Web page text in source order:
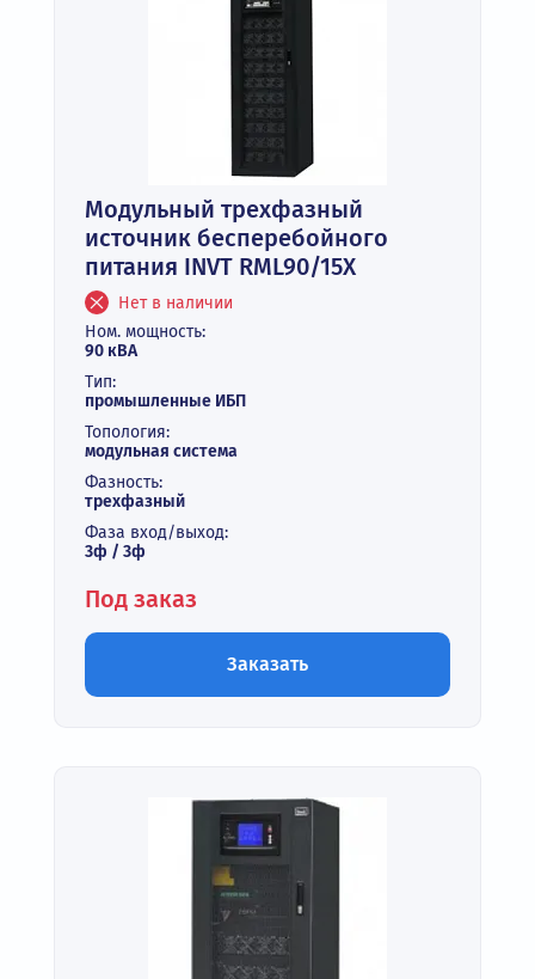
Модульный трехфазный
источник бесперебойного
питания INVT RML90/15X
Нет в наличии
Ном. мощность:
90 кВА
Тип:
промышленные ИБП
Топология:
модульная система
Фазность:
трехфазный
Фаза вход/выход:
3ф / 3ф
Под заказ
Заказать